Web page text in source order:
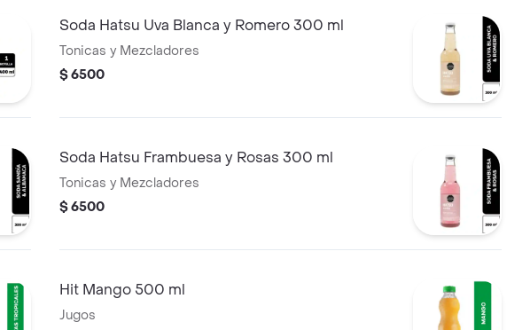
Soda Hatsu Uva Blanca y Romero 300 ml
Tonicas y Mezcladores
$ 6500
Soda Hatsu Frambuesa y Rosas 300 ml
Tonicas y Mezcladores
$ 6500
Hit Mango 500 ml
Jugos